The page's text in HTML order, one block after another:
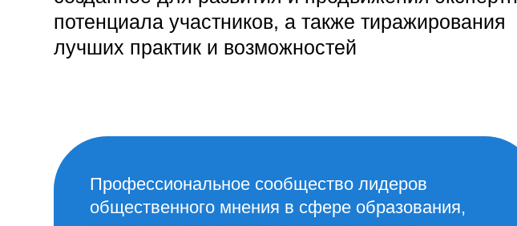
лучших практик и возможностей
Профессиональное сообщество лидеров
созданное для развития и продвижения
экспертного потенциала участников, а также
тиражирования лучших практик и возможностей